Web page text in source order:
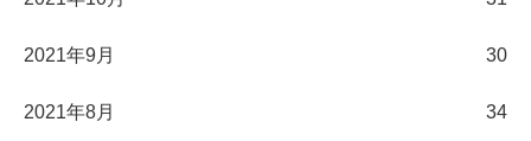
2021年9月 30
2021年8月 34